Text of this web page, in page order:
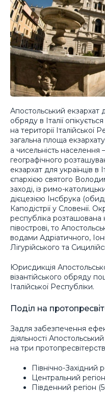
Апостольський екзархат
обряду в Італії
на території
загальна площа
а чисельність
географічного
екзархат для українців в
єпархією святого
заході, із римо-
дієцезією Інсбрука
Каподістрії у Словенії.
республіка розташована
півострові, то
водами Адріатичного,
Лігурійського та
Юрисдикція
візантійського обряду
Італійської Республіки.
Поділ на
Задля забезпечення
діяльності
на три
Північно-Західний
Центральний
Південний регіон